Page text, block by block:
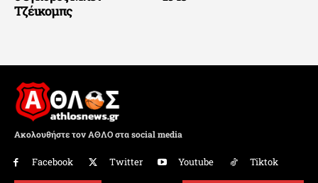
Τζέικομπς
Ακολουθήστε τον ΑΘΛΟ στα social media
Facebook Twitter Youtube Tiktok